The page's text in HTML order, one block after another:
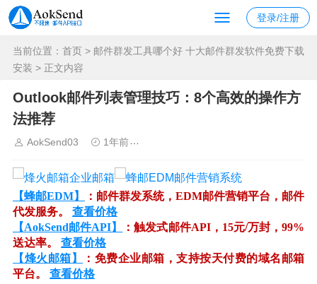
登录/注册
当前位置： 首页 > 邮件群发工具哪个好 十大邮件群发软件免费下载
安装 > 正文内容
Outlook邮件列表管理技巧：8个高效的操作方
法推荐
AokSend03 1年前
【蜂邮EDM】
：邮件群发系统，EDM邮件营销平台，邮件
代发服务。 查看价格
【AokSend邮件API】
：触发式邮件API，15元/万封，99%
送达率。 查看价格
【烽火邮箱】
：免费企业邮箱，支持按天付费的域名邮箱
平台。 查看价格